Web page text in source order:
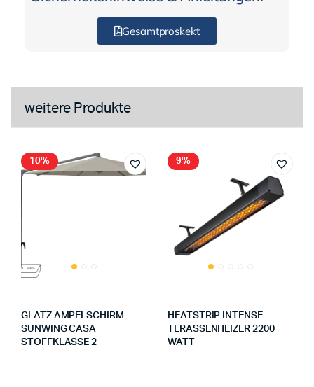
Gesamtproskekt
weitere Produkte
10%
GLATZ AMPELSCHIRM
SUNWING CASA
STOFFKLASSE 2
9%
HEATSTRIP INTENSE
TERASSENHEIZER 2200
WATT